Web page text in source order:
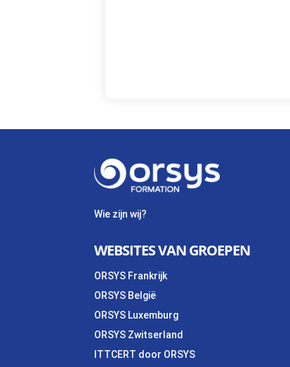
Wie zijn wij?
WEBSITES VAN GROEPEN
ORSYS Frankrijk
ORSYS België
ORSYS Luxemburg
ORSYS Zwitserland
ITTCERT door ORSYS